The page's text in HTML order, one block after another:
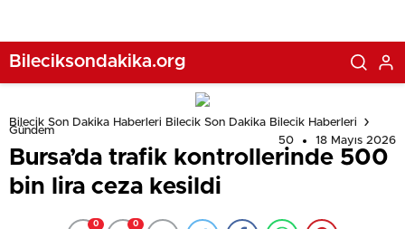
Bileciksondakika.org
Bilecik Son Dakika Haberleri Bilecik Son Dakika Bilecik Haberleri
Gündem
50
18 Mayıs 2026
Bursa’da trafik kontrollerinde 500
bin lira ceza kesildi
0 0